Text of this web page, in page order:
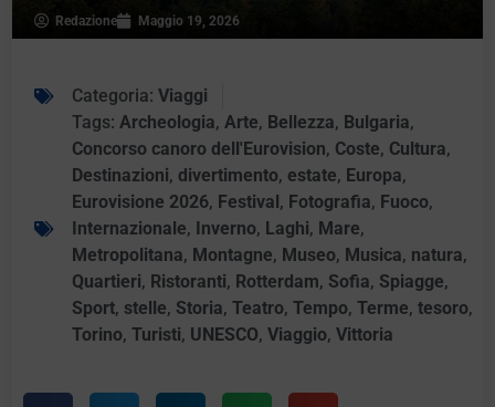
Redazione Maggio 19, 2026
Categoria: Viaggi
Tags: Archeologia, Arte, Bellezza, Bulgaria,
Concorso canoro dell'Eurovision, Coste, Cultura,
Destinazioni,divertimento, estate, Europa,
Eurovisione 2026, Festival, Fotografia, Fuoco,
Internazionale, Inverno, Laghi, Mare,
Metropolitana, Montagne, Museo, Musica, natura,
Quartieri, Ristoranti, Rotterdam, Sofia, Spiagge,
Sport, stelle, Storia,Teatro,Tempo,Terme,tesoro,
Torino,Turisti, UNESCO,Viaggio,Vittoria